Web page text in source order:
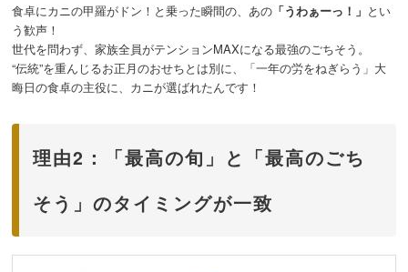
食卓にカニの甲羅がドン！と乗った瞬間の、あの 「うわぁーっ！」 とい
う歓声！
世代を問わず、家族全員がテンションMAXになる最強のごちそう。
“伝統”を重んじるお正月のおせちとは別に、「一年の労をねぎらう」大
晦日の食卓の主役に、カニが選ばれたんです！
理由2：「最高の旬」と「最高のごち
そう」のタイミングが一致